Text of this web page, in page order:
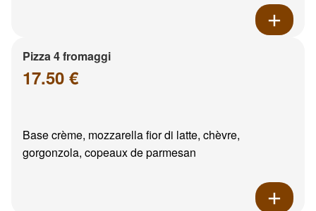
Pizza 4 fromaggi
17.50 €
Base crème, mozzarella fior di latte, chèvre,
gorgonzola, copeaux de parmesan